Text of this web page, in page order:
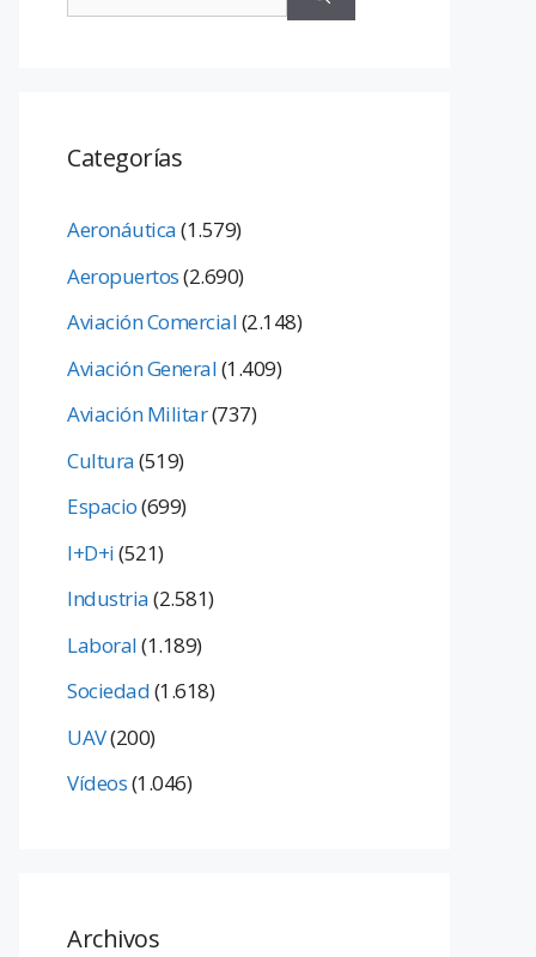
Categorías
Aeronáutica(1.579)
Aeropuertos(2.690)
Aviación Comercial(2.148)
Aviación General(1.409)
Aviación Militar(737)
Cultura(519)
Espacio(699)
I+D+i(521)
Industria(2.581)
Laboral(1.189)
Sociedad(1.618)
UAV(200)
Vídeos(1.046)
Archivos